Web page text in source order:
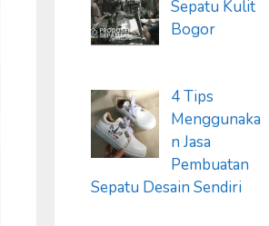
Sepatu Kulit
Bogor
4 Tips
Menggunaka
n Jasa
Pembuatan
Sepatu Desain Sendiri